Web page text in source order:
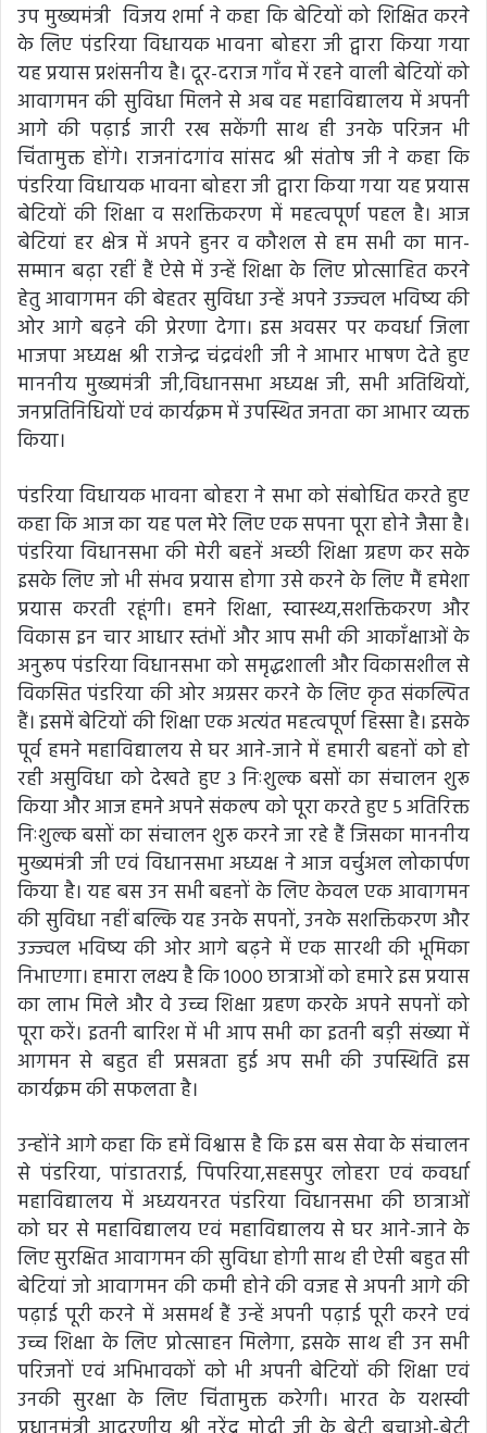
उप मुख्यमंत्री विजय शर्मा ने कहा कि बेटियों को शिक्षित करने
के लिए पंडरिया विधायक भावना बोहरा जी द्वारा किया गया
यह प्रयास प्रशंसनीय है। दूर-दराज गाँव में रहने वाली बेटियों को
आवागमन की सुविधा मिलने से अब वह महाविद्यालय में अपनी
आगे की पढ़ाई जारी रख सकेंगी साथ ही उनके परिजन भी
चिंतामुक्त होंगे। राजनांदगांव सांसद श्री संतोष जी ने कहा कि
पंडरिया विधायक भावना बोहरा जी द्वारा किया गया यह प्रयास
बेटियों की शिक्षा व सशक्तिकरण में महत्वपूर्ण पहल है। आज
बेटियां हर क्षेत्र में अपने हुनर व कौशल से हम सभी का मान-
सम्मान बढ़ा रहीं हैं ऐसे में उन्हें शिक्षा के लिए प्रोत्साहित करने
हेतु आवागमन की बेहतर सुविधा उन्हें अपने उज्ज्वल भविष्य की
ओर आगे बढ़ने की प्रेरणा देगा। इस अवसर पर कवर्धा जिला
भाजपा अध्यक्ष श्री राजेन्द्र चंद्रवंशी जी ने आभार भाषण देते हुए
माननीय मुख्यमंत्री जी,विधानसभा अध्यक्ष जी, सभी अतिथियों,
जनप्रतिनिधियों एवं कार्यक्रम में उपस्थित जनता का आभार व्यक्त
किया।
पंडरिया विधायक भावना बोहरा ने सभा को संबोधित करते हुए
कहा कि आज का यह पल मेरे लिए एक सपना पूरा होने जैसा है।
पंडरिया विधानसभा की मेरी बहनें अच्छी शिक्षा ग्रहण कर सके
इसके लिए जो भी संभव प्रयास होगा उसे करने के लिए मैं हमेशा
प्रयास करती रहूंगी। हमने शिक्षा, स्वास्थ्य,सशक्तिकरण और
विकास इन चार आधार स्तंभों और आप सभी की आकाँक्षाओं के
अनुरूप पंडरिया विधानसभा को समृद्धशाली और विकासशील से
विकसित पंडरिया की ओर अग्रसर करने के लिए कृत संकल्पित
हैं। इसमें बेटियों की शिक्षा एक अत्यंत महत्वपूर्ण हिस्सा है। इसके
पूर्व हमने महाविद्यालय से घर आने-जाने में हमारी बहनों को हो
रही असुविधा को देखते हुए 3 निःशुल्क बसों का संचालन शुरू
किया और आज हमने अपने संकल्प को पूरा करते हुए 5 अतिरिक्त
निःशुल्क बसों का संचालन शुरू करने जा रहे हैं जिसका माननीय
मुख्यमंत्री जी एवं विधानसभा अध्यक्ष ने आज वर्चुअल लोकार्पण
किया है। यह बस उन सभी बहनों के लिए केवल एक आवागमन
की सुविधा नहीं बल्कि यह उनके सपनों, उनके सशक्तिकरण और
उज्ज्वल भविष्य की ओर आगे बढ़ने में एक सारथी की भूमिका
निभाएगा। हमारा लक्ष्य है कि 1000 छात्राओं को हमारे इस प्रयास
का लाभ मिले और वे उच्च शिक्षा ग्रहण करके अपने सपनों को
पूरा करें। इतनी बारिश में भी आप सभी का इतनी बड़ी संख्या में
आगमन से बहुत ही प्रसन्नता हुई अप सभी की उपस्थिति इस
कार्यक्रम की सफलता है।
उन्होंने आगे कहा कि हमें विश्वास है कि इस बस सेवा के संचालन
से पंडरिया, पांडातराई, पिपरिया,सहसपुर लोहरा एवं कवर्धा
महाविद्यालय में अध्ययनरत पंडरिया विधानसभा की छात्राओं
को घर से महाविद्यालय एवं महाविद्यालय से घर आने-जाने के
लिए सुरक्षित आवागमन की सुविधा होगी साथ ही ऐसी बहुत सी
बेटियां जो आवागमन की कमी होने की वजह से अपनी आगे की
पढ़ाई पूरी करने में असमर्थ हैं उन्हें अपनी पढ़ाई पूरी करने एवं
उच्च शिक्षा के लिए प्रोत्साहन मिलेगा, इसके साथ ही उन सभी
परिजनों एवं अभिभावकों को भी अपनी बेटियों की शिक्षा एवं
उनकी सुरक्षा के लिए चिंतामुक्त करेगी। भारत के यशस्वी